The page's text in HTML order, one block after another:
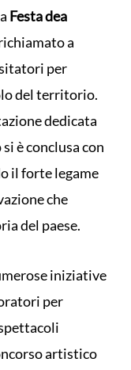
Festa dea
a
per
del territorio.
dedicata
è conclusa con
il forte legame
che
del paese.
iniziative
per
artistico